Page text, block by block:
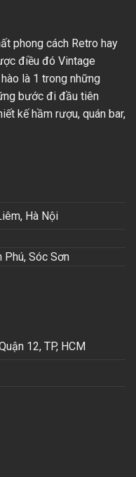
phong cách Retro hay
điều đó Vintage
là 1 trong những
bước đi đầu tiên
kế hầm rượu, quán bar,
Hà Nội
Sóc Sơn
12, TP, HCM